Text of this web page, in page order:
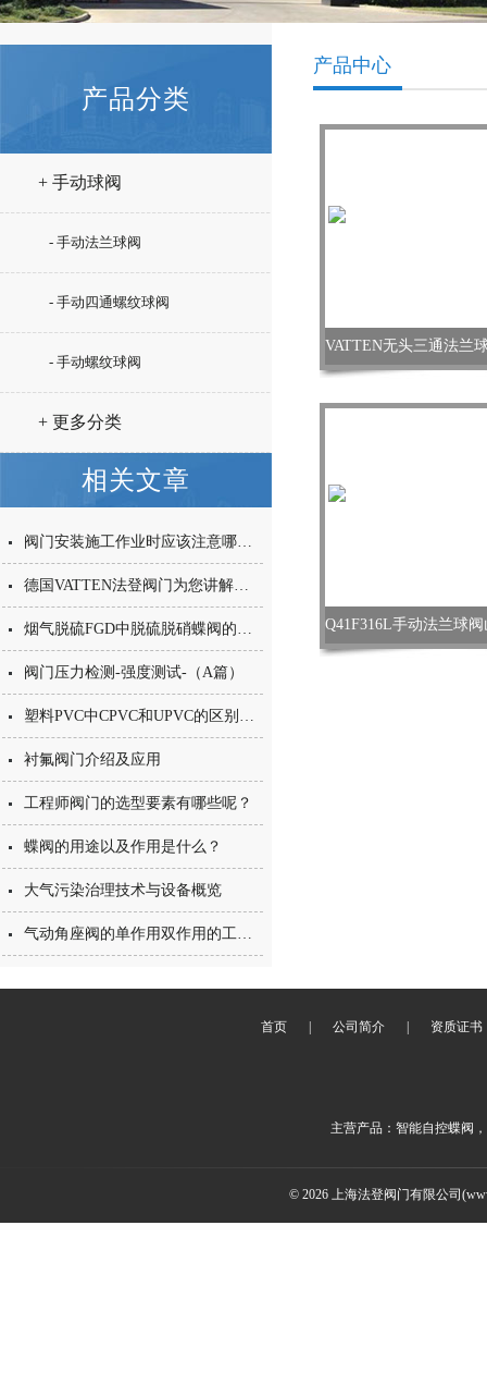
产品分类
+ 手动球阀
- 手动法兰球阀
- 手动四通螺纹球阀
- 手动螺纹球阀
+ 更多分类
相关文章
阀门安装施工作业时应该注意哪些事项呢？
德国VATTEN法登阀门为您讲解蝶阀的使用原理
烟气脱硫FGD中脱硫脱硝蝶阀的如何选择？和普通蝶阀的区别在哪里？
阀门压力检测-强度测试-（A篇）
塑料PVC中CPVC和UPVC的区别在哪里？
衬氟阀门介绍及应用
工程师阀门的选型要素有哪些呢？
蝶阀的用途以及作用是什么？
大气污染治理技术与设备概览
气动角座阀的单作用双作用的工作原理
产品中心
首页 公司简介 资质证书
主营产品：智能自控蝶阀
© 2026 上海法登阀门有限公司